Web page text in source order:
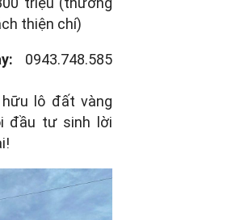
thiện chí)
0943.748.585
lô đất vàng
đầu tư sinh lời